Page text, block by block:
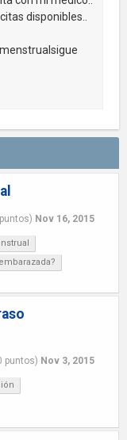
disponibles..
puntos) Nov 16, 2015
puntos) Nov 3, 2015